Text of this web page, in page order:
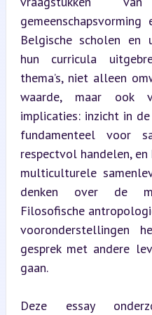
Belgische scholen en
hun curricula
thema’s, niet alleen
waarde, maar ook
implicaties: inzicht in
fundamenteel voor
respectvol handelen, en
multiculturele
denken over de
Filosofische
vooronderstellingen
gesprek met andere
gaan.
Deze essay